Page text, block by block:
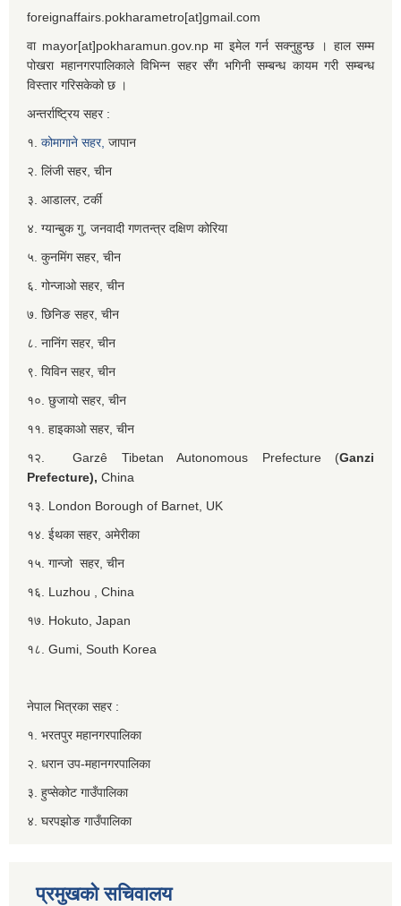
foreignaffairs.pokharametro[at]gmail.com
वा mayor[at]pokharamun.gov.np मा इमेल गर्न सक्नुहुन्छ । हाल सम्म
पोखरा महानगरपालिकाले विभिन्न सहर सँग भगिनी सम्बन्ध कायम गरी सम्बन्ध
विस्तार गरिसकेको छ ।
अन्तर्राष्ट्रिय सहर :
१. कोमागाने सहर, जापान
२. लिंजी सहर, चीन
३. आडालर, टर्की
४. ग्यान्बुक गु, जनवादी गणतन्त्र दक्षिण कोरिया
५. कुनमिंग सहर, चीन
६. गोन्जाओ सहर, चीन
७. छिनिङ सहर, चीन
८. नानिंग सहर, चीन
९. यिविन सहर, चीन
१०. छुजायो सहर, चीन
११. हाइकाओ सहर, चीन
१२. Garzê Tibetan Autonomous Prefecture (Ganzi
Prefecture), China
१३. London Borough of Barnet, UK
१४. ईथका सहर, अमेरीका
१५. गान्जो सहर, चीन
१६. Luzhou , China
१७. Hokuto, Japan
१८. Gumi, South Korea
नेपाल भित्रका सहर :
१. भरतपुर महानगरपालिका
२. धरान उप-महानगरपालिका
३. हुप्सेकोट गाउँपालिका
४. घरपझोङ गाउँपालिका
प्रमुखको सचिवालय